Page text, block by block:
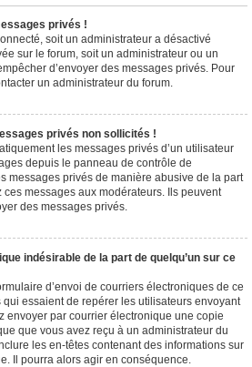
privés !
soit un administrateur a désactivé
sur le forum, soit un administrateur ou un
d’envoyer des messages privés. Pour
un administrateur du forum.
privés non sollicités !
les messages privés d’un utilisateur
depuis le panneau de contrôle de
messages privés de manière abusive de la part
ces messages aux modérateurs. Ils peuvent
des messages privés.
indésirable de la part de quelqu’un sur ce
d’envoi de courriers électroniques de ce
essaient de repérer les utilisateurs envoyant
envoyer par courrier électronique une copie
que vous avez reçu à un administrateur du
les en-têtes contenant des informations sur
Il pourra alors agir en conséquence.